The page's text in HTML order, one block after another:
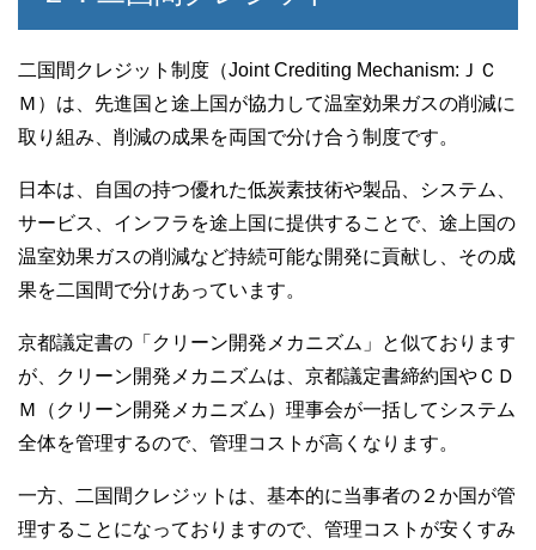
二国間クレジット制度（Joint Crediting Mechanism:ＪＣ
Ｍ）は、先進国と途上国が協力して温室効果ガスの削減に
取り組み、削減の成果を両国で分け合う制度です。
日本は、自国の持つ優れた低炭素技術や製品、システム、
サービス、インフラを途上国に提供することで、途上国の
温室効果ガスの削減など持続可能な開発に貢献し、その成
果を二国間で分けあっています。
京都議定書の「クリーン開発メカニズム」と似ております
が、クリーン開発メカニズムは、京都議定書締約国やＣＤ
Ｍ（クリーン開発メカニズム）理事会が一括してシステム
全体を管理するので、管理コストが高くなります。
一方、二国間クレジットは、基本的に当事者の２か国が管
理することになっておりますので、管理コストが安くすみ